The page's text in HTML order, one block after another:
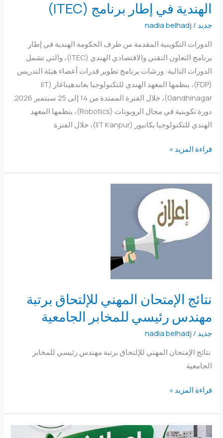
الهندية في إطار برنامج (ITEC)
جديد /
nadia belhadj
الدورات التكوينية المقدمة من طرف الحكومة الهندية في إطار
برنامج التعاون التقني والاقتصادي الهندي (ITEC)، والتي تشمل
الدورات التالية: ورشات برنامج تطوير قدرات أعضاء هيئة التدريس
(FDP)، ينظمها المعهد الهندي للتكنولوجيا بغاندهيناغار (IIT
Gandhinagar)، خلال الفترة الممتدة من 14 إلى 25 سبتمبر 2026.
دورة تكوينية في مجال الروبوتات (Robotics)، ينظمها المعهد
الهندي للتكنولوجيا بكانبور (IIT Kanpur)، خلال الفترة
قراءة المزيد »
نتائج الإمتحان المهني للإلتحاق برتبة
مهندس رئيسي للمخابر الجامعية
جديد /
nadia belhadj
نتائج الإمتحان المهني للإلتحاق برتبة مهندس رئيسي للمخابر
الجامعية
الإمتحان
المهني
للإلتحاق
الجامعية
قراءة المزيد »
دروس